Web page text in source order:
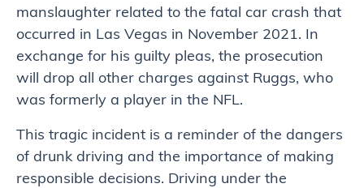
manslaughter related to the fatal car crash that
occurred in Las Vegas in November 2021. In
exchange for his guilty pleas, the prosecution
will drop all other charges against Ruggs, who
was formerly a player in the NFL.
This tragic incident is a reminder of the dangers
of drunk driving and the importance of making
responsible decisions. Driving under the